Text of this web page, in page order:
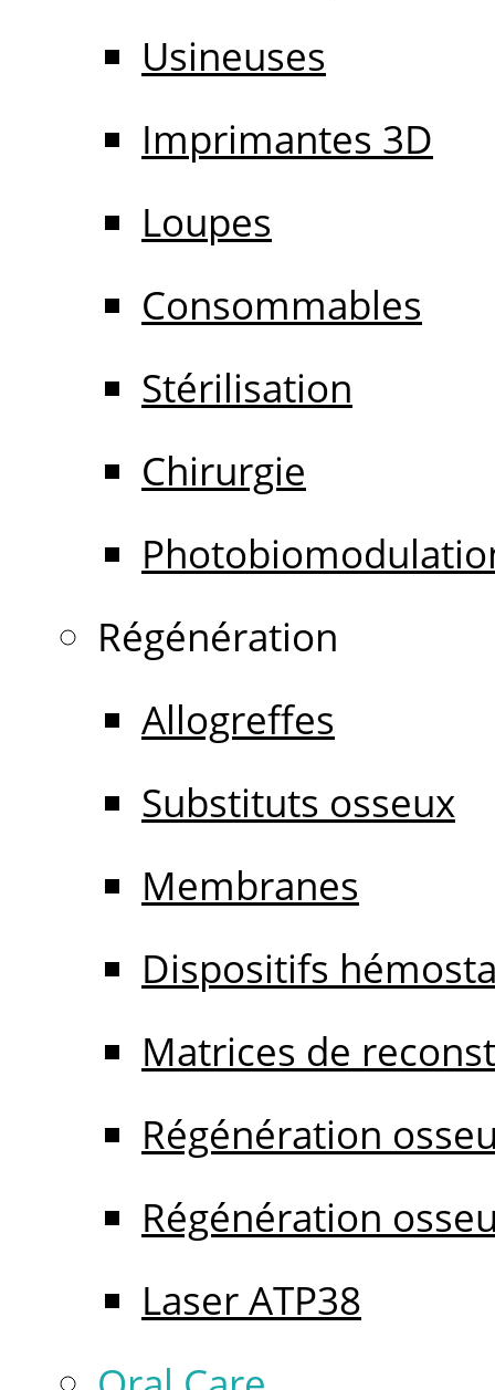
Usineuses
Imprimantes 3D
Loupes
Consommables
Stérilisation
Chirurgie
Régénération
Allogreffes
Substituts osseux
Membranes
Dispositifs
Matrices de
Régénération
Régénération
Laser ATP38